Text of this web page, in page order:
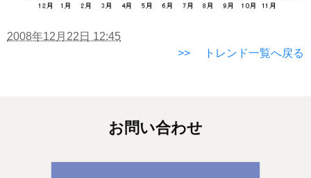
2008年12月22日 12:45
>> トレンド一覧へ戻る
お問い合わせ